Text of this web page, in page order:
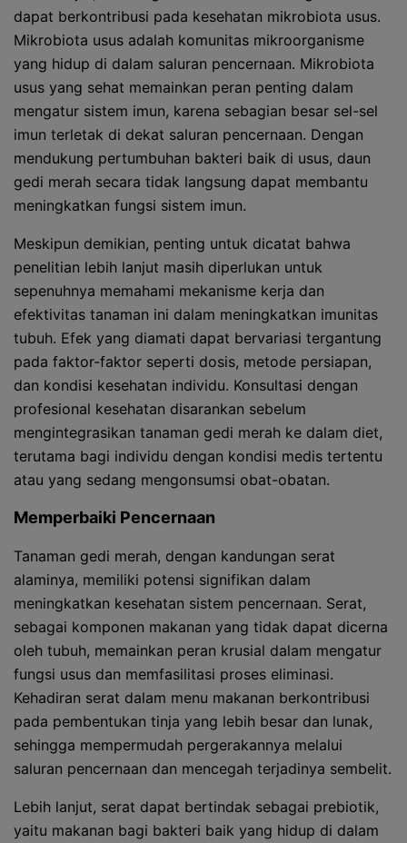
dapat berkontribusi pada kesehatan mikrobiota usus.
Mikrobiota usus adalah komunitas mikroorganisme
yang hidup di dalam saluran pencernaan. Mikrobiota
usus yang sehat memainkan peran penting dalam
mengatur sistem imun, karena sebagian besar sel-sel
imun terletak di dekat saluran pencernaan. Dengan
mendukung pertumbuhan bakteri baik di usus, daun
gedi merah secara tidak langsung dapat membantu
meningkatkan fungsi sistem imun.
Meskipun demikian, penting untuk dicatat bahwa
penelitian lebih lanjut masih diperlukan untuk
sepenuhnya memahami mekanisme kerja dan
efektivitas tanaman ini dalam meningkatkan imunitas
tubuh. Efek yang diamati dapat bervariasi tergantung
pada faktor-faktor seperti dosis, metode persiapan,
dan kondisi kesehatan individu. Konsultasi dengan
profesional kesehatan disarankan sebelum
mengintegrasikan tanaman gedi merah ke dalam diet,
terutama bagi individu dengan kondisi medis tertentu
atau yang sedang mengonsumsi obat-obatan.
Memperbaiki Pencernaan
Tanaman gedi merah, dengan kandungan serat
alaminya, memiliki potensi signifikan dalam
meningkatkan kesehatan sistem pencernaan. Serat,
sebagai komponen makanan yang tidak dapat dicerna
oleh tubuh, memainkan peran krusial dalam mengatur
fungsi usus dan memfasilitasi proses eliminasi.
Kehadiran serat dalam menu makanan berkontribusi
pada pembentukan tinja yang lebih besar dan lunak,
sehingga mempermudah pergerakannya melalui
saluran pencernaan dan mencegah terjadinya sembelit.
Lebih lanjut, serat dapat bertindak sebagai prebiotik,
yaitu makanan bagi bakteri baik yang hidup di dalam